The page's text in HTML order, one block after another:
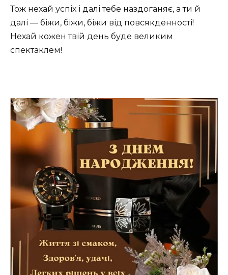
Тож нехай успіх і далі тебе наздоганяє, а ти й
далі — біжи, біжи, біжи від повсякденності!
Нехай кожен твій день буде великим
спектаклем!